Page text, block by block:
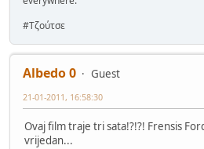
#Τζούτσε
Albedo 0
Guest
21-01-2011, 16:58:30
Ovaj film traje tri sata!?!?! Frensis
vrijedan...